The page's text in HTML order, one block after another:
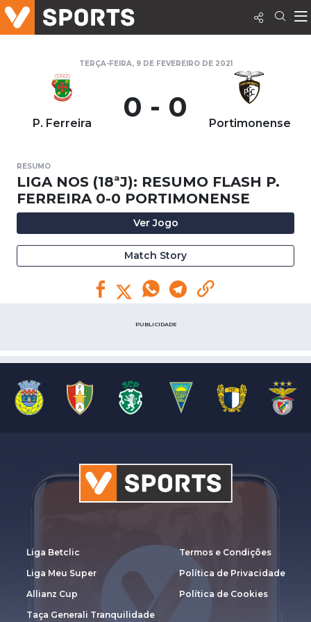
TERÇA-FEIRA, 9 DE FEVEREIRO DE 2021
P. Ferreira 0 - 0 Portimonense
RESUMO
LIGA NOS (18ªJ): RESUMO FLASH P.
FERREIRA 0-0 PORTIMONENSE
Ver Jogo
Match Story
PUBLICIDADE
Liga Betclic
Liga Meu Super
Allianz Cup
Taça Generali Tranquilidade
Termos e Condições
Política de Privacidade
Política de Cookies